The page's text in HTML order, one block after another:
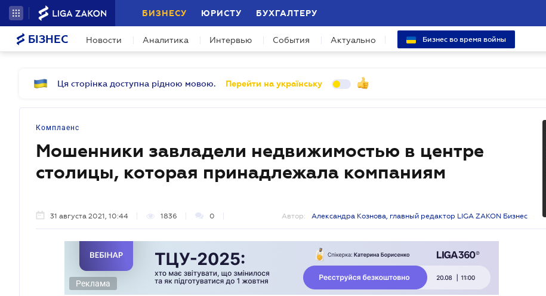
БИЗНЕСУ ЮРИСТУ БУХГАЛТЕРУ
БІЗНЕС Новости Аналитика Интервью События Актуально Бизнес во время войны
Ця сторінка доступна рідною мовою. Перейти на українську
Комплаенс
Мошенники завладели недвижимостью в центре
столицы, которая принадлежала компаниям
31 августа 2021, 10:44 1836 0 Автор: Александра Кознова, главный редактор LIGA ZAKON Бизнес
Реклама